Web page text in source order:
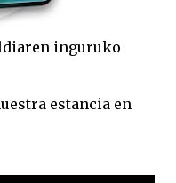
inguruko
estancia en